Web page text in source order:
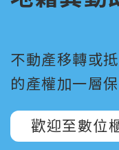
不動產移轉或
的產權加一層
歡迎至數位